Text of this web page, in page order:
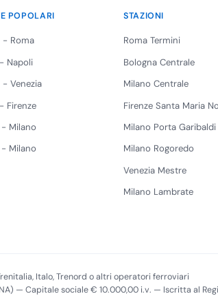
POPOLARI
- Roma
Napoli
- Venezia
Firenze
Milano
- Milano
STAZIONI
Roma Termini
Bologna Centrale
Milano Centrale
Firenze Santa Maria
Milano Porta Garibaldi
Milano Rogoredo
Venezia Mestre
Milano Lambrate
Italo, Trenord o altri operatori ferroviari
— Capitale sociale € 10.000,00 i.v. — Iscritta al